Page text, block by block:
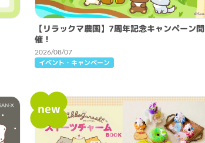
【リラックマ農園】7周年記念キャンペーン開
催！
2026/08/07
イベント・キャンペーン
new